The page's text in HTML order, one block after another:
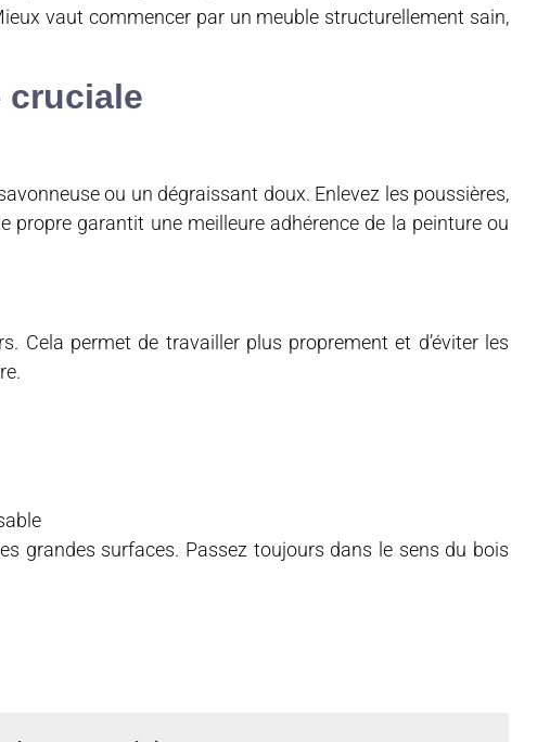
vaut commencer par un meuble structurellement sain,
cruciale
ou un dégraissant doux. Enlevez les poussières,
propre garantit une meilleure adhérence de la peinture ou
Cela permet de travailler plus proprement et d’éviter les
grandes surfaces. Passez toujours dans le sens du bois